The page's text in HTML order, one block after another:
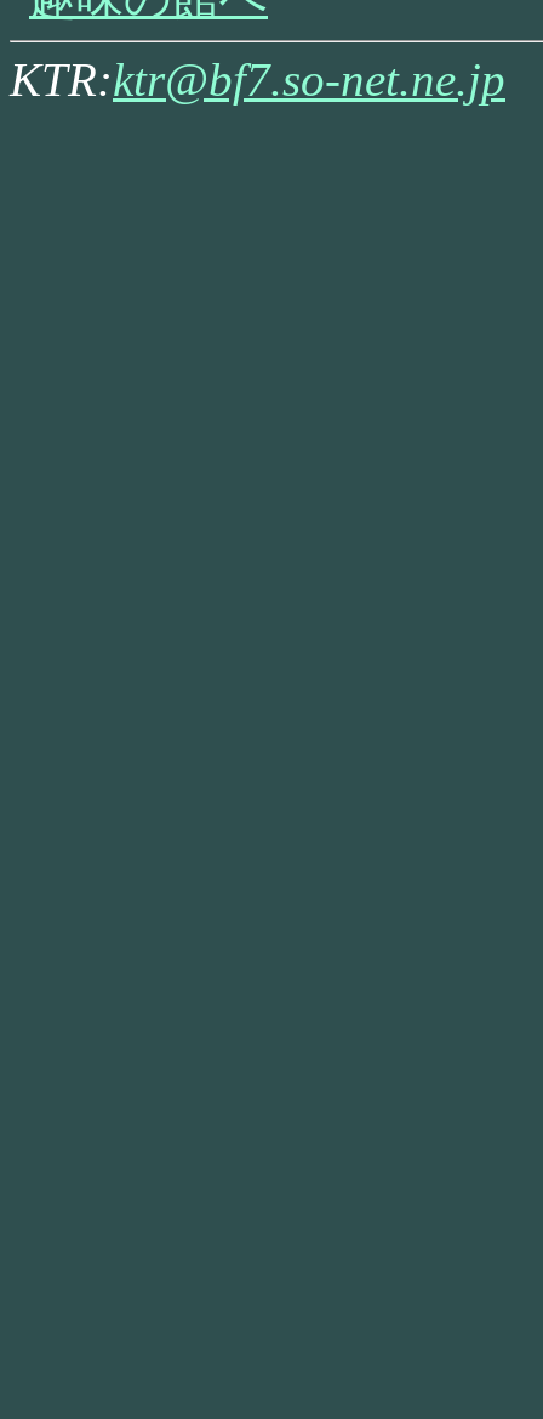
KTR:ktr@bf7.so-net.ne.jp